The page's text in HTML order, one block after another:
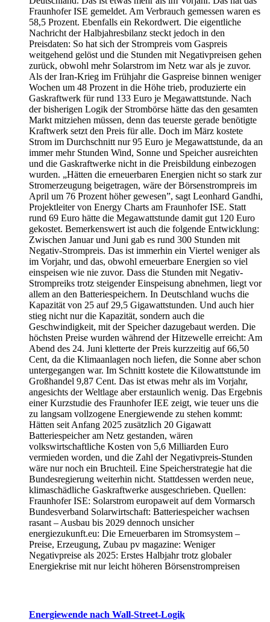
Fraunhofer ISE gemeldet. Am Verbrauch gemessen waren es
58,5 Prozent. Ebenfalls ein Rekordwert. Die eigentliche
Nachricht der Halbjahresbilanz steckt jedoch in den
Preisdaten: So hat sich der Strompreis vom Gaspreis
weitgehend gelöst und die Stunden mit Negativpreisen gehen
zurück, obwohl mehr Solarstrom im Netz war als je zuvor.
Als der Iran-Krieg im Frühjahr die Gaspreise binnen weniger
Wochen um 48 Prozent in die Höhe trieb, produzierte ein
Gaskraftwerk für rund 133 Euro je Megawattstunde. Nach
der bisherigen Logik der Strombörse hätte das den gesamten
Markt mitziehen müssen, denn das teuerste gerade benötigte
Kraftwerk setzt den Preis für alle. Doch im März kostete
Strom im Durchschnitt nur 95 Euro je Megawattstunde, da an
immer mehr Stunden Wind, Sonne und Speicher ausreichten
und die Gaskraftwerke nicht in die Preisbildung einbezogen
wurden. „Hätten die erneuerbaren Energien nicht so stark zur
Stromerzeugung beigetragen, wäre der Börsenstrompreis im
April um 76 Prozent höher gewesen”, sagt Leonhard Gandhi,
Projektleiter von Energy Charts am Fraunhofer ISE. Statt
rund 69 Euro hätte die Megawattstunde damit gut 120 Euro
gekostet. Bemerkenswert ist auch die folgende Entwicklung:
Zwischen Januar und Juni gab es rund 300 Stunden mit
Negativ-Strompreis. Das ist immerhin ein Viertel weniger als
im Vorjahr, und das, obwohl erneuerbare Energien so viel
einspeisen wie nie zuvor. Dass die Stunden mit Negativ-
Strompreiks trotz steigender Einspeisung abnehmen, liegt vor
allem an den Batteriespeichern. In Deutschland wuchs die
Kapazität von 25 auf 29,5 Gigawattstunden. Und auch hier
stieg nicht nur die Kapazität, sondern auch die
Geschwindigkeit, mit der Speicher dazugebaut werden. Die
höchsten Preise wurden während der Hitzewelle erreicht: Am
Abend des 24. Juni kletterte der Preis kurzzeitig auf 66,50
Cent, da die Klimaanlagen noch liefen, die Sonne aber schon
untergegangen war. Im Schnitt kostete die Kilowattstunde im
Großhandel 9,87 Cent. Das ist etwas mehr als im Vorjahr,
angesichts der Weltlage aber erstaunlich wenig. Das Ergebnis
einer Kurzstudie des Fraunhofer IEE zeigt, wie teuer uns die
zu langsam vollzogene Energiewende zu stehen kommt:
Hätten seit Anfang 2025 zusätzlich 20 Gigawatt
Batteriespeicher am Netz gestanden, wären
volkswirtschaftliche Kosten von 5,6 Milliarden Euro
vermieden worden, und die Zahl der Negativpreis-Stunden
wäre nur noch ein Bruchteil. Eine Speicherstrategie hat die
Bundesregierung weiterhin nicht. Stattdessen werden neue,
klimaschädliche Gaskraftwerke ausgeschrieben. Quellen:
Fraunhofer ISE: Solarstrom europaweit auf dem Vormarsch
Bundesverband Solarwirtschaft: Batteriespeicher wachsen
rasant – Ausbau bis 2029 dennoch unsicher
energiezukunft.eu: Die Erneuerbaren im Stromsystem –
Preise, Erzeugung, Zubau pv magazine: Weniger
Negativpreise als 2025: Erstes Halbjahr trotz globaler
Energiekrise mit nur leicht höheren Börsenstrompreisen
Energiewende nach Wall-Street-Logik